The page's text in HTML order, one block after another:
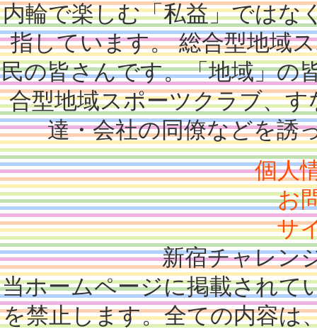
内輪で楽しむ「私益」ではな
指しています。 総合型地域
民の皆さんです。「地域」の
合型地域スポーツクラブ、
達・会社の同僚などを誘
個人
お
サ
新宿チャレン
当ホームページに掲載されて
を禁止します。全ての内容は